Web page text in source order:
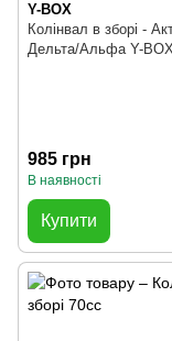
Y-BOX
Колінвал в зборі -
Дельта/Альфа Y-
985 грн
В наявності
Купити